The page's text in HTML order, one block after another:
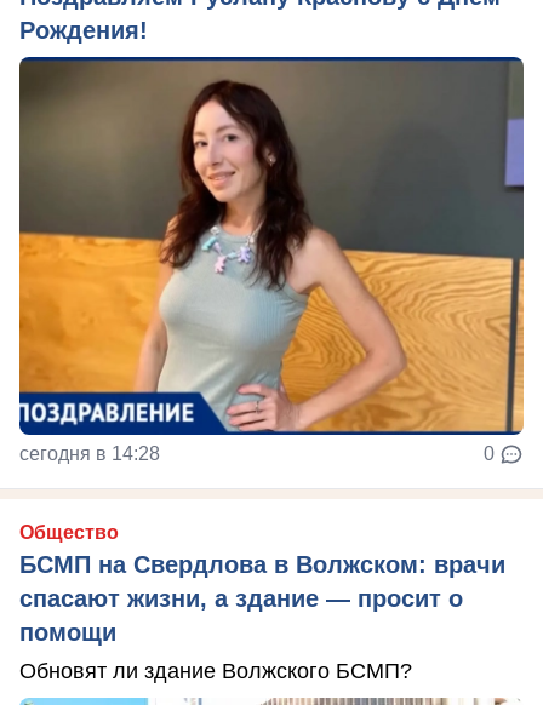
Рождения!
сегодня в 14:28 0
Общество
БСМП на Свердлова в Волжском: врачи
спасают жизни, а здание — просит о
помощи
Обновят ли здание Волжского БСМП?